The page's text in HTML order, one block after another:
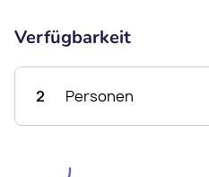
Verfügbarkeit
2 Personen